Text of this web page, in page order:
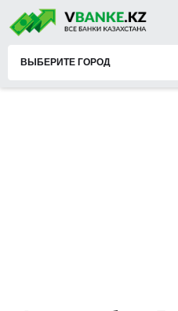
ВЫБЕРИТЕ ГОРОД